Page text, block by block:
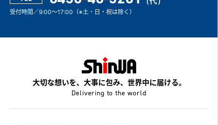
受付時間／9:00～17:00（※土・日・祝は除く）
大切な想いを、大事に包み、世界中に届ける。
Delivering to the world